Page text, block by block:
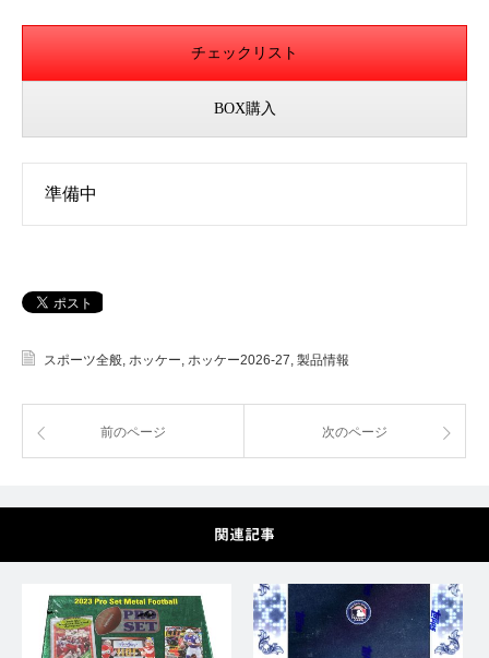
チェックリスト
BOX購入
準備中
スポーツ全般, ホッケー, ホッケー2026-27, 製品情報
前のページ 次のページ
関連記事